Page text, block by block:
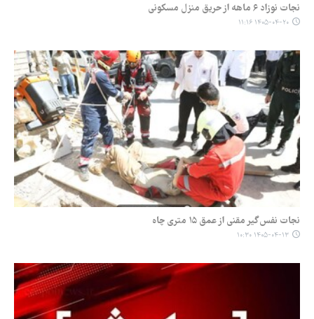
نجات نوزاد ۶ ماهه از حریق منزل مسکونی
۱۴۰۵-۰۴-۲۰ ۱۱:۱۶
نجات نفس‌گیر مقنی از عمق ۱۵ متری چاه
۱۴۰۵-۰۴-۱۳ ۱۰:۳۰